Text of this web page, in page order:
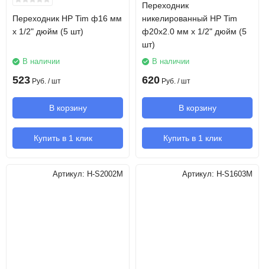
Переходник НР Tim ф16 мм
x 1/2" дюйм (5 шт)
В наличии
523 Руб. / шт
В корзину
Купить в 1 клик
Переходник
никелированный НР Tim
ф20х2.0 мм x 1/2" дюйм (5
шт)
В наличии
620 Руб. / шт
В корзину
Купить в 1 клик
Артикул: H-S2002M Артикул: H-S1603M